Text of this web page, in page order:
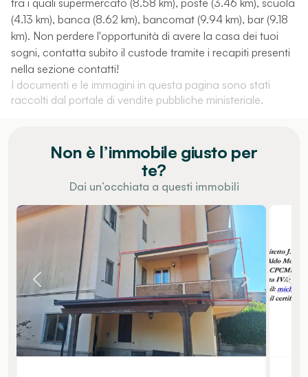
(4.13 km), banca (8.62 km), bancomat (9.94 km), bar (9.18
km). Non perdere l'opportunità di avere la casa dei tuoi
sogni, contatta subito il custode tramite i recapiti presenti
nella sezione contatti!
I documenti e le immagini in questa pagina sono stati
raccolti dal portale di vendite pubbliche ministeriale.
Non è l’immobile giusto per
te?
Dai un’occhiata a questi immobili